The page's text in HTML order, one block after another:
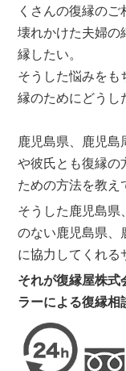
くさんの復縁のご
壊れかけた夫婦の
縁したい。
そうした悩みをも
縁のためにどうし
鹿児島県、鹿児島
や彼氏とも復縁の
ための方法を教え
そうした鹿児島県
のない鹿児島県、
に協力してくれる
それが復縁屋株式
ラーによる復縁相